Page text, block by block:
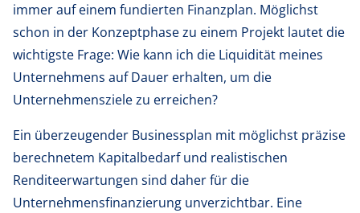
immer auf einem fundierten Finanzplan. Möglichst
schon in der Konzeptphase zu einem Projekt lautet die
wichtigste Frage: Wie kann ich die Liquidität meines
Unternehmens auf Dauer erhalten, um die
Unternehmensziele zu erreichen?
Ein überzeugender Businessplan mit möglichst präzise
berechnetem Kapitalbedarf und realistischen
Renditeerwartungen sind daher für die
Unternehmensfinanzierung unverzichtbar. Eine